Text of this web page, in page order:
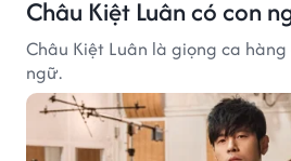
Châu Kiệt Luân có con
Châu Kiệt Luân là giọng ca
ngữ.